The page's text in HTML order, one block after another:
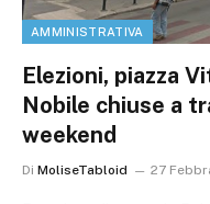
AMMINISTRATIVA
Elezioni, piazza
Nobile chiuse a
weekend
Di MoliseTabloid 27